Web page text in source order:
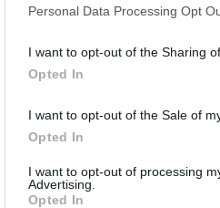
Personal Data Processing Opt
I want to opt-out of the Sharing
Opted In
I want to opt-out of the Sale of
Opted In
I want to opt-out of processing
Advertising.
Opted In
Nueva York: destrozan
Redacción 07/08/26 11:46